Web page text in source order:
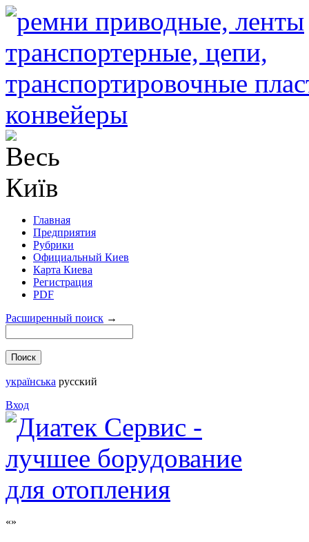
Главная
Предприятия
Рубрики
Официальный Киев
Карта Киева
Регистрация
PDF
Расширенный поиск →
українська русский
Вход